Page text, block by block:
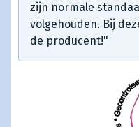
zijn normale
volgehouden. Bij
de producent!"